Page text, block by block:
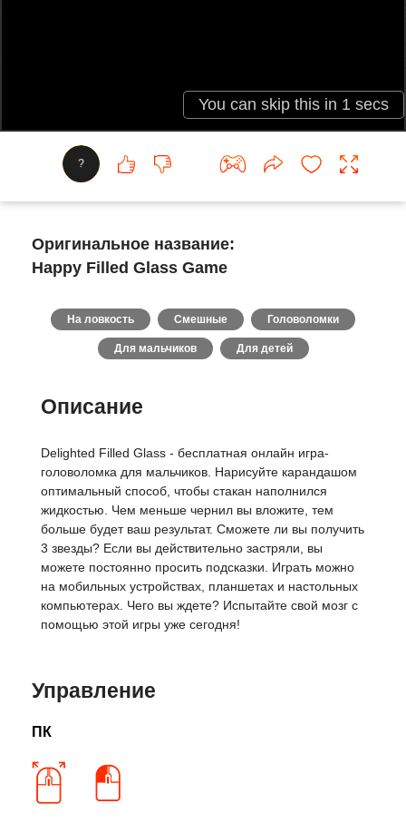
?
Оригинальное название:
Happy Filled Glass Game
На ловкость Смешные Головоломки
Для мальчиков Для детей
Описание
Delighted Filled Glass - бесплатная онлайн игра-
головоломка для мальчиков. Нарисуйте карандашом
оптимальный способ, чтобы стакан наполнился
жидкостью. Чем меньше чернил вы вложите, тем
больше будет ваш результат. Сможете ли вы получить
3 звезды? Если вы действительно застряли, вы
можете постоянно просить подсказки. Играть можно
на мобильных устройствах, планшетах и настольных
компьютерах. Чего вы ждете? Испытайте свой мозг с
помощью этой игры уже сегодня!
Управление
ПК